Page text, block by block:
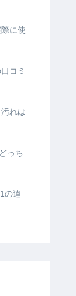
に使
コミ
れは
っち
の違